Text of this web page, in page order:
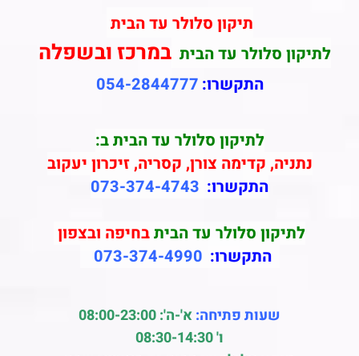
תיקון סלולר עד הבית
לתיקון סלולר עד הביתבמרכז ובשפלה
התקשרו: 054-2844777
לתיקון סלולר עד הבית ב:
נתניה, קדימה צורן, קסריה, זיכרון יעקוב
התקשרו: 073-374-4743
לתיקון סלולר עד הביתבחיפה ובצפון
התקשרו: 073-374-4990
שעות פתיחה:א'-ה': 08:00-23:00
ו' 08:30-14:30